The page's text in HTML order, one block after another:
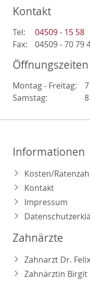
Kontakt
Tel:
04509 - 15 58
Fax:
04509 - 70 79
Öffnungszeiten
Montag - Freitag:
Samstag:
Informationen
Kosten/
Kontakt
Impressum
Zahnärzte
Zahnarzt Dr.
Zahnärztin